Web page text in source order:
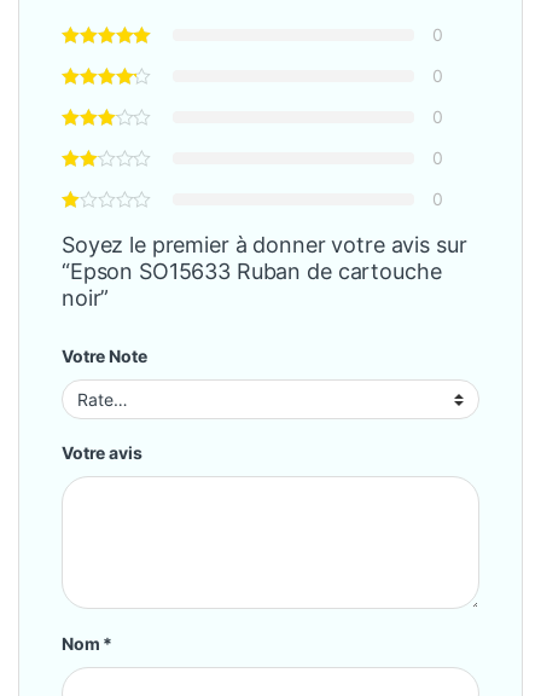
0
0
0
0
0
Soyez le premier à donner votre avis sur
“Epson SO15633 Ruban de cartouche
noir”
Votre Note
Votre avis
Nom *